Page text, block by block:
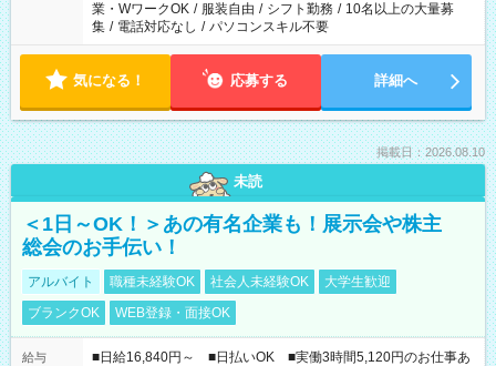
業・WワークOK / 服装自由 / シフト勤務 / 10名以上の大量募
集 / 電話対応なし / パソコンスキル不要
気になる！ 応募する 詳細へ
掲載日：2026.08.10
未読
＜1日～OK！＞あの有名企業も！展示会や株主
総会のお手伝い！
アルバイト 職種未経験OK 社会人未経験OK
大学生歓迎
ブランクOK
WEB登録・面接OK
給与
■日給16,840円～ ■日払いOK ■実働3時間5,120円のお仕事あ